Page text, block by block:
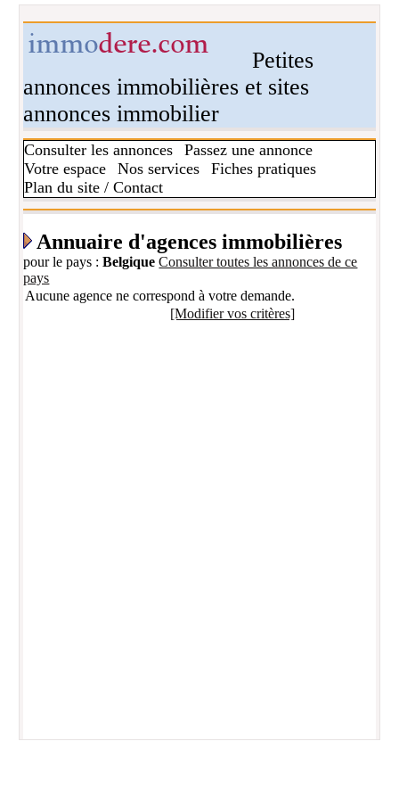
Petites
annonces immobilières et sites
annonces immobilier
Consulter les annonces
Passez une annonce
Votre espace
Nos services
Fiches pratiques
Plan du site / Contact
Annuaire d'agences immobilières
pour le pays :Belgique Consulter toutes les annonces de ce
pays
Aucune agence ne correspond à votre demande.
[Modifier vos critères]